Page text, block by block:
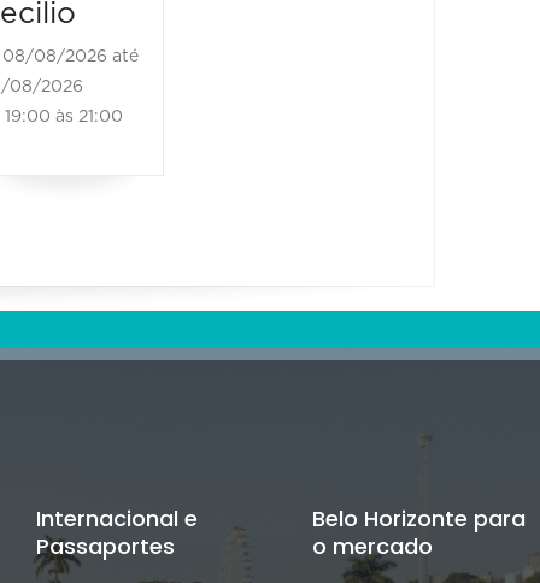
08/08/2026 até
08/2026
às 21:00
Internacional e
Passaportes
Belo Horizonte para
o mercado